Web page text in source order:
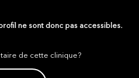
ne sont donc pas accessibles.
de cette clinique?